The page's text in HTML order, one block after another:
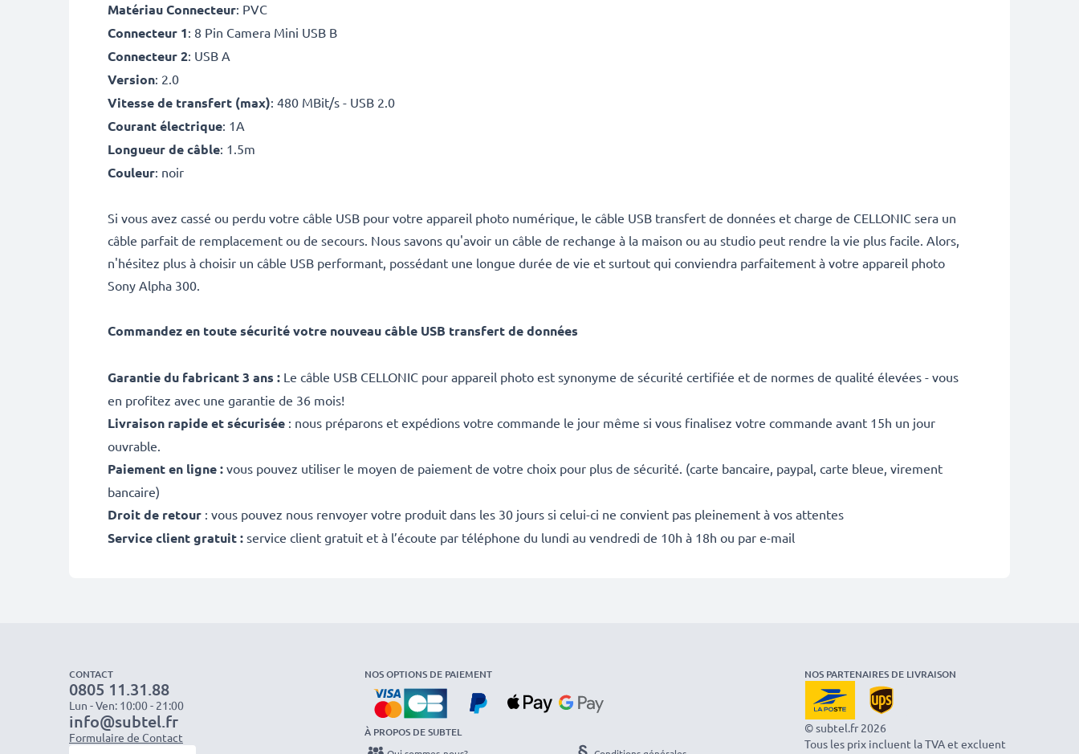
Matériau Connecteur: PVC
Connecteur 1: 8 Pin Camera Mini USB B
Connecteur 2: USB A
Version: 2.0
Vitesse de transfert (max): 480 MBit/s - USB 2.0
Courant électrique: 1A
Longueur de câble: 1.5m
Couleur: noir
Si vous avez cassé ou perdu votre câble USB pour votre appareil photo numérique, le câble USB transfert de données et charge de CELLONIC sera un
câble parfait de remplacement ou de secours. Nous savons qu'avoir un câble de rechange à la maison ou au studio peut rendre la vie plus facile. Alors,
n'hésitez plus à choisir un câble USB performant, possédant une longue durée de vie et surtout qui conviendra parfaitement à votre appareil photo
Sony Alpha 300.
Commandez en toute sécurité votre nouveau câble USB transfert de données
Garantie du fabricant 3 ans : Le câble USB CELLONIC pour appareil photo est synonyme de sécurité certifiée et de normes de qualité élevées - vous
en profitez avec une garantie de 36 mois!
Livraison rapide et sécurisée : nous préparons et expédions votre commande le jour même si vous finalisez votre commande avant 15h un jour
ouvrable.
Paiement en ligne : vous pouvez utiliser le moyen de paiement de votre choix pour plus de sécurité. (carte bancaire, paypal, carte bleue, virement
bancaire)
Droit de retour : vous pouvez nous renvoyer votre produit dans les 30 jours si celui-ci ne convient pas pleinement à vos attentes
Service client gratuit : service client gratuit et à l’écoute par téléphone du lundi au vendredi de 10h à 18h ou par e-mail
CONTACT
0805 11.31.88
Lun - Ven: 10:00 - 21:00
info@subtel.fr
Formulaire de Contact
NOS OPTIONS DE PAIEMENT
À PROPOS DE SUBTEL
NOS PARTENAIRES DE LIVRAISON
© subtel.fr 2026
Tous les prix incluent la TVA et excluent